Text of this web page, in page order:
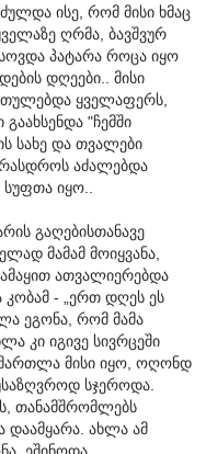
ისე, რომ მისი ხმაც
ღრმა, ბავშვურ
პატარა როცა იყო
დღეები.. მისი
ყველაფერს,
"ჩემში
სახე და თვალები
აძალებდა
იყო..
გაღებისთანავე
მამამ მოიყვანა,
ათვალიერებდა
- „ერთ დღეს ეს
ეგონა, რომ მამა
კი იგივე სივრცეში
მისი იყო, ოღონდ
სჯეროდა.
თანამშრომლებს
დაამყარა. ახლა ამ
ეშინოდა,